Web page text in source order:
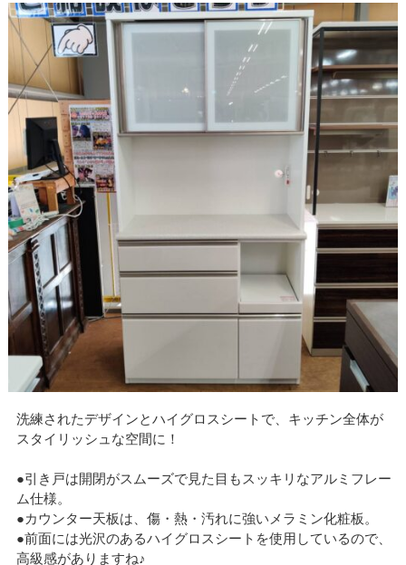
洗練されたデザインとハイグロスシートで、キッチン全体が
スタイリッシュな空間に！
●引き戸は開閉がスムーズで見た目もスッキリなアルミフレー
ム仕様。
●カウンター天板は、傷・熱・汚れに強いメラミン化粧板。
●前面には光沢のあるハイグロスシートを使用しているので、
高級感がありますね♪